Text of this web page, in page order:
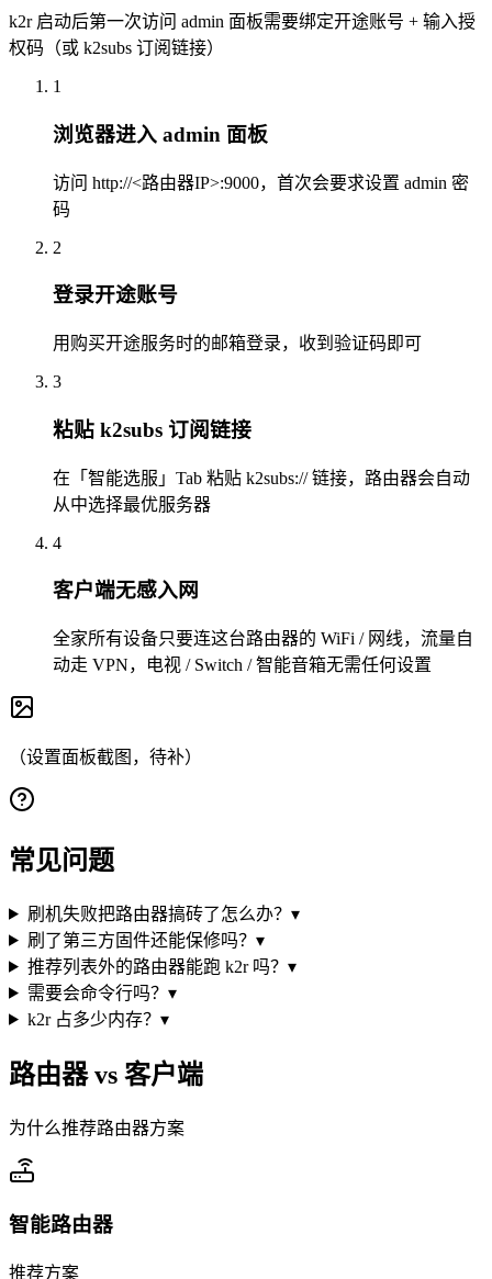
k2r 启动后第一次访问 admin 面板需要绑定开途账号 + 输入授
权码（或 k2subs 订阅链接）
1
浏览器进入 admin 面板
访问 http://<路由器IP>:9000，首次会要求设置 admin 密
码
2
登录开途账号
用购买开途服务时的邮箱登录，收到验证码即可
3
粘贴 k2subs 订阅链接
在「智能选服」Tab 粘贴 k2subs:// 链接，路由器会自动
从中选择最优服务器
4
客户端无感入网
全家所有设备只要连这台路由器的 WiFi / 网线，流量自
动走 VPN，电视 / Switch / 智能音箱无需任何设置
（设置面板截图，待补）
常见问题
刷机失败把路由器搞砖了怎么办？ ▾
刷了第三方固件还能保修吗？ ▾
推荐列表外的路由器能跑 k2r 吗？ ▾
需要会命令行吗？ ▾
k2r 占多少内存？ ▾
路由器 vs 客户端
为什么推荐路由器方案
智能路由器
推荐方案